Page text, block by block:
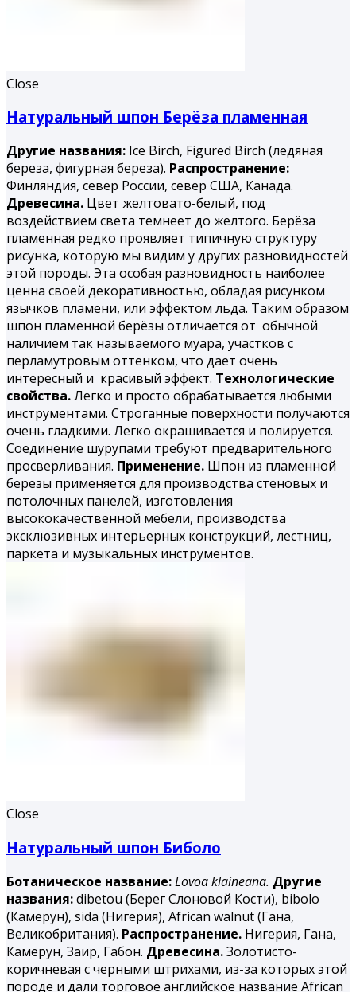
Close
Натуральный шпон Берёза пламенная
Другие названия: Ice Birch, Figured Birch (ледяная
береза, фигурная береза). Распространение:
Финляндия, север России, север США, Канада.
Древесина. Цвет желтовато-белый, под
воздействием света темнеет до желтого. Берёза
пламенная редко проявляет типичную структуру
рисунка, которую мы видим у других разновидностей
этой породы. Эта особая разновидность наиболее
ценна своей декоративностью, обладая рисунком
язычков пламени, или эффектом льда. Таким образом
шпон пламенной берёзы отличается от обычной
наличием так называемого муара, участков с
перламутровым оттенком, что дает очень
интересный и красивый эффект. Технологические
свойства.Легко и просто обрабатывается любыми
инструментами. Строганные поверхности получаются
очень гладкими. Легко окрашивается и полируется.
Соединение шурупами требуют предварительного
просверливания. Применение. Шпон из пламенной
березы применяется для производства стеновых и
потолочных панелей, изготовления
высококачественной мебели, производства
эксклюзивных интерьерных конструкций, лестниц,
паркета и музыкальных инструментов.
Close
Натуральный шпон Биболо
Ботаническое название:Lovoa klaineana. Другие
названия:dibetou (Берег Слоновой Кости), bibolo
(Камерун), sida (Нигерия), African walnut (Гана,
Великобритания). Распространение. Нигерия, Гана,
Камерун, Заир, Габон. Древесина.Золотисто-
коричневая с черными штрихами, из-за которых этой
породе и дали торговое английское название African